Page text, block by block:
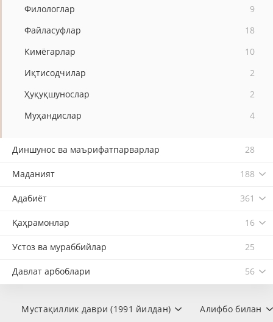
Филологлар
9
Файласуфлар
18
Кимёгарлар
10
Иқтисодчилар
2
Ҳуқуқшунослар
2
Муҳандислар
4
Диншунос ва маърифатпарварлар 28
Маданият 188
Адабиёт 361
Қаҳрамонлар 16
Устоз ва мураббийлар 25
Давлат арбоблари 56
Алифбо билан
Мустақиллик даври (1991 йилдан)